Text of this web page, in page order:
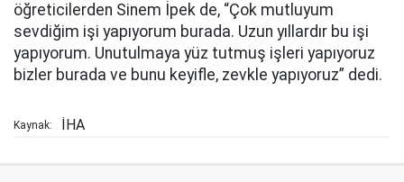
öğreticilerden Sinem İpek de, “Çok mutluyum
sevdiğim işi yapıyorum burada. Uzun yıllardır bu işi
yapıyorum. Unutulmaya yüz tutmuş işleri yapıyoruz
bizler burada ve bunu keyifle, zevkle yapıyoruz” dedi.
Kaynak: İHA